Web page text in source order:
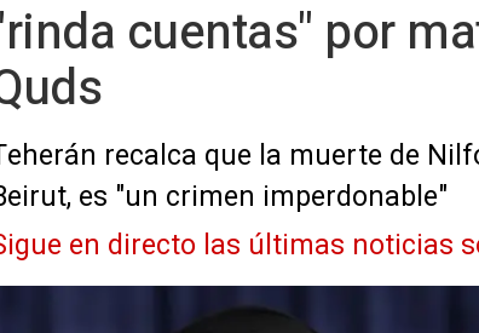
cuentas" por
recalca que la muerte de
es "un crimen imperdonable"
en directo las últimas noticias